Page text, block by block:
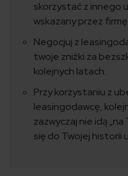
skorzystać z innego
wskazany przez
Negocjuj z
twoje zniżki za
kolejnych latach.
Przy korzystaniu z
leasingodawcę,
zazwyczaj nie idą
się do Twojej historii